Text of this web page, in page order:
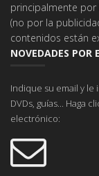
principalmente
(no por la
contenidos están
NOVEDADES POR
Indique su email y le
DVDs, guías... Haga
electrónico: